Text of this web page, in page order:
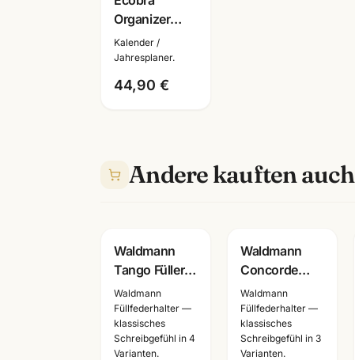
Organizer
Zeitplansystem
· Echtes Leder
· Brunnen
Einlage 2026
Kalender /
Jahresplaner.
44,90 €
Andere kauften auch
Gravur
Waldmann
Tango Füller +
Rollerball
Sterling Silber
·
2300/0005/0004/0003
Waldmann
Füllfederhalter —
klassisches
Schreibgefühl in 4
Varianten.
Gravur
Waldmann
Concorde
Schreibset
Silber · Füller +
Kuli + Roller ·
4643/4653/4652
Waldmann
Füllfederhalter —
klassisches
Schreibgefühl in 3
Varianten.